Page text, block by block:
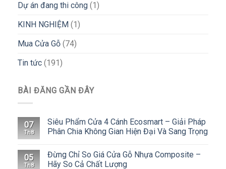
Dự án đang thi công (1)
KINH NGHIỆM (1)
Mua Cửa Gỗ (74)
Tin tức (191)
BÀI ĐĂNG GẦN ĐÂY
07
Th8
Siêu Phẩm Cửa 4 Cánh Ecosmart – Giải Pháp
Phân Chia Không Gian Hiện Đại Và Sang Trọng
05
Th8
Đừng Chỉ So Giá Cửa Gỗ Nhựa Composite –
Hãy So Cả Chất Lượng